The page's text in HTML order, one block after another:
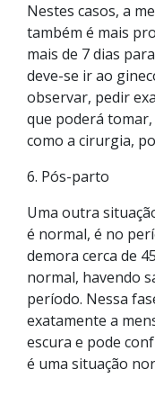
Nestes casos, a
também é mais
mais de 7 dias
deve-se ir ao
observar, pedir
que poderá
como a cirurgia,
6. Pós-parto
Uma outra
é normal, é no
demora cerca de
normal, havendo
período. Nessa
exatamente a
escura e pode
é uma situação